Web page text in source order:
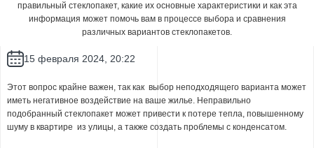
правильный стеклопакет, какие их основные характеристики и как эта
информация может помочь вам в процессе выбора и сравнения
различных вариантов стеклопакетов.
15 февраля 2024, 20:22
Этот вопрос крайне важен, так как выбор неподходящего варианта может
иметь негативное воздействие на ваше жилье. Неправильно
подобранный стеклопакет может привести к потере тепла, повышенному
шуму в квартире из улицы, а также создать проблемы с конденсатом.